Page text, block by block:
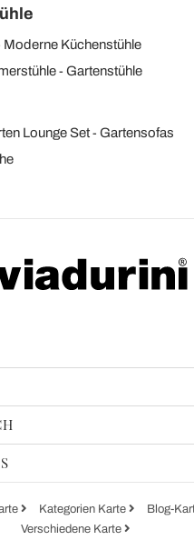
Moderne Küchenstühle
Gartenstühle
Lounge Set
Gartensofas
Kategorien Karte
Blog-
Verschiedene Karte